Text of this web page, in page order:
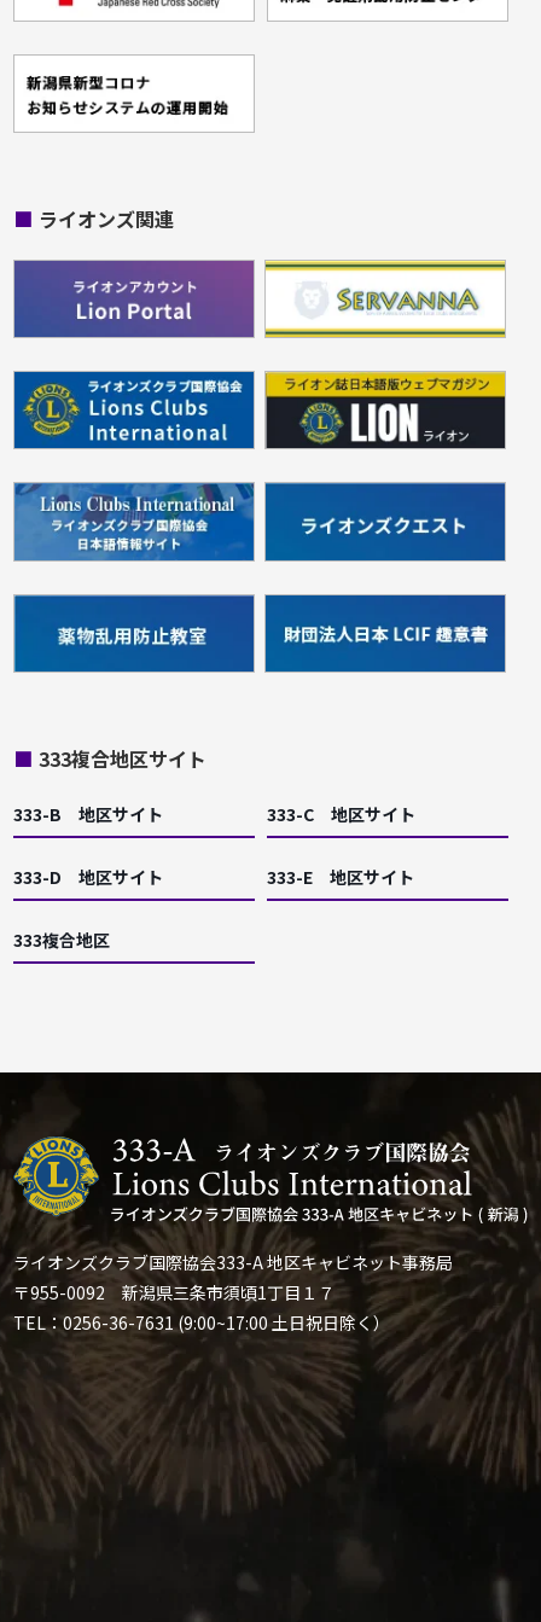
■ ライオンズ関連
■ 333複合地区サイト
333-B 地区サイト 333-C 地区サイト
333-D 地区サイト 333-E 地区サイト
333複合地区
ライオンズクラブ国際協会333-A 地区キャビネット事務局
〒955-0092 新潟県三条市須頃1丁目１７
TEL：0256-36-7631 (9:00~17:00 土日祝日除く）